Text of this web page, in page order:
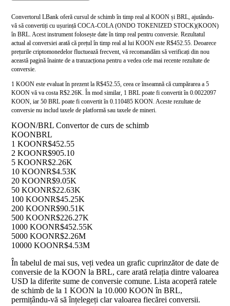
Convertorul LBank oferă cursul de schimb în timp real al KOON și BRL, ajutându-
vă să convertiți cu ușurință COCA-COLA (ONDO TOKENIZED STOCK)(KOON)
în BRL. Acest instrument folosește date în timp real pentru conversie. Rezultatul
actual al conversiei arată că prețul în timp real al lui KOON este R$452.55. Deoarece
prețurile criptomonedelor fluctuează frecvent, vă recomandăm să verificați din nou
această pagină înainte de a tranzacționa pentru a vedea cele mai recente rezultate de
conversie.
1 KOON este evaluat în prezent la R$452.55, ceea ce înseamnă că cumpărarea a 5
KOON vă va costa R$2.26K. În mod similar, 1 BRL poate fi convertit în 0.0022097
KOON, iar 50 BRL poate fi convertit în 0.110485 KOON. Aceste rezultate de
conversie nu includ taxele de platformă sau taxele de mineri.
KOON/BRL Convertor de curs de schimb
KOONBRL
1 KOONR$452.55
2 KOONR$905.10
5 KOONR$2.26K
10 KOONR$4.53K
20 KOONR$9.05K
50 KOONR$22.63K
100 KOONR$45.25K
200 KOONR$90.51K
500 KOONR$226.27K
1000 KOONR$452.55K
5000 KOONR$2.26M
10000 KOONR$4.53M
În tabelul de mai sus, veți vedea un grafic cuprinzător de date de
conversie de la KOON la BRL, care arată relația dintre valoarea
USD la diferite sume de conversie comune. Lista acoperă ratele
de schimb de la 1 KOON la 10.000 KOON în BRL,
permițându-vă să înțelegeți clar valoarea fiecărei conversii.